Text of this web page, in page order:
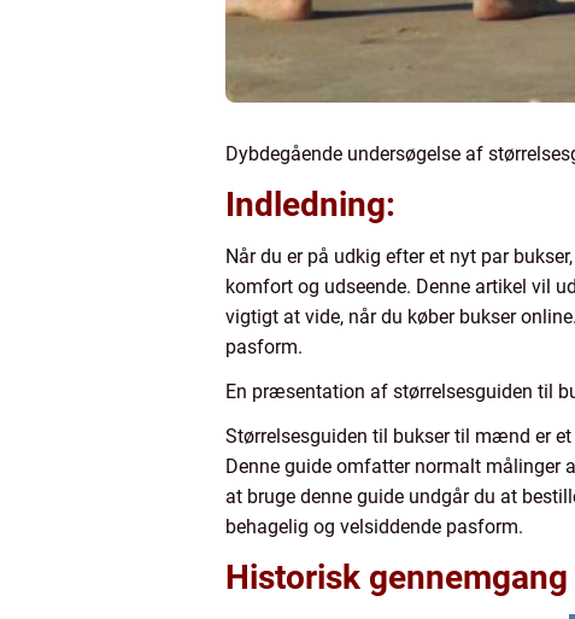
Dybdegående undersøgelse af
Indledning:
Når du er på udkig efter et nyt par
komfort og udseende. Denne artikel vil
vigtigt at vide, når du køber bukser
pasform.
En præsentation af størrelsesguiden til
Størrelsesguiden til bukser til mænd er
Denne guide omfatter normalt målinger
at bruge denne guide undgår du at
behagelig og velsiddende pasform.
Historisk